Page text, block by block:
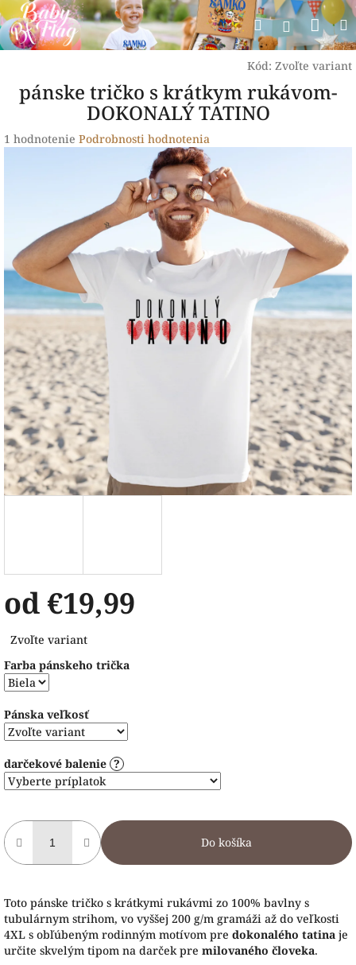
Prejsť
na
obsah
Hľadať
Kód: Zvoľte variant
pánske tričko s krátkym rukávom-
DOKONALÝ TATINO
Priemerné
hviezdičiek.
1 hodnotenie Podrobnosti hodnotenia
od €19,99
cena:
Zvoľte variant
Farba pánskeho trička
Pánska veľkosť
darčekové balenie ?
Do košíka
Toto pánske tričko s krátkymi rukávmi zo 100% bavlny s
tubulárnym strihom, vo vyššej 200 g/m gramáži až do veľkosti
4XL s obľúbeným rodinným motívom pre dokonalého tatina je
určite skvelým tipom na darček pre milovaného človeka.